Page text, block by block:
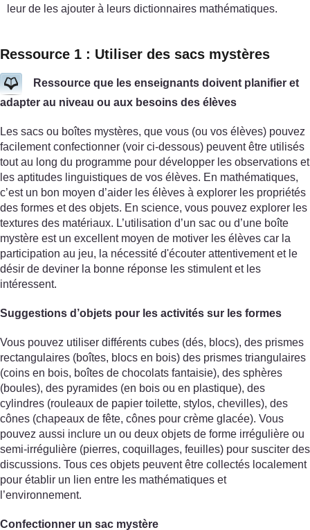
leur de les ajouter à leurs dictionnaires mathématiques.
Ressource 1 : Utiliser des sacs mystères
Ressource que les enseignants doivent planifier et
adapter au niveau ou aux besoins des élèves
Les sacs ou boîtes mystères, que vous (ou vos élèves) pouvez
facilement confectionner (voir ci-dessous) peuvent être utilisés
tout au long du programme pour développer les observations et
les aptitudes linguistiques de vos élèves. En mathématiques,
c’est un bon moyen d’aider les élèves à explorer les propriétés
des formes et des objets. En science, vous pouvez explorer les
textures des matériaux. L’utilisation d’un sac ou d’une boîte
mystère est un excellent moyen de motiver les élèves car la
participation au jeu, la nécessité d'écouter attentivement et le
désir de deviner la bonne réponse les stimulent et les
intéressent.
Suggestions d’objets pour les activités sur les formes
Vous pouvez utiliser différents cubes (dés, blocs), des prismes
rectangulaires (boîtes, blocs en bois) des prismes triangulaires
(coins en bois, boîtes de chocolats fantaisie), des sphères
(boules), des pyramides (en bois ou en plastique), des
cylindres (rouleaux de papier toilette, stylos, chevilles), des
cônes (chapeaux de fête, cônes pour crème glacée). Vous
pouvez aussi inclure un ou deux objets de forme irrégulière ou
semi-irrégulière (pierres, coquillages, feuilles) pour susciter des
discussions. Tous ces objets peuvent être collectés localement
pour établir un lien entre les mathématiques et
l’environnement.
Confectionner un sac mystère